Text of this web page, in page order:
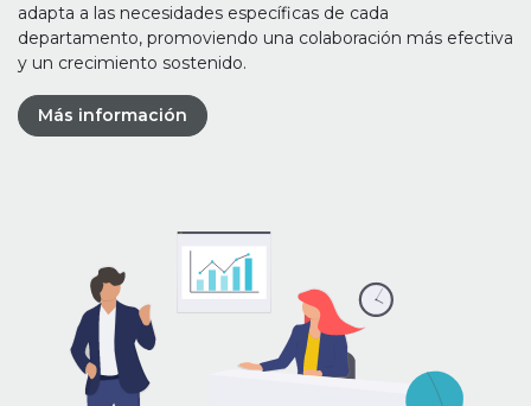
adapta a las necesidades específicas de cada
departamento, promoviendo una colaboración más efectiva
y un crecimiento sostenido.
Más información